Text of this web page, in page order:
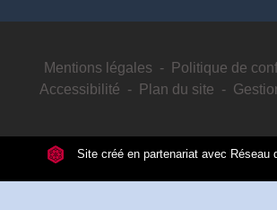
Mentions légales - Politique de
Accessibilité - Plan du site -
Site créé en partenariat avec Réseau